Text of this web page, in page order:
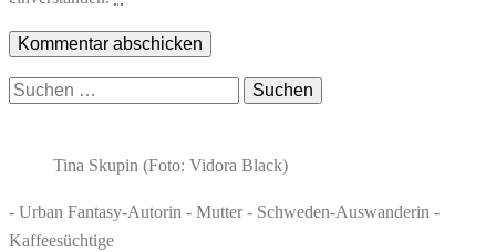
Suchen
Tina Skupin (Foto: Vidora Black)
- Urban Fantasy-Autorin - Mutter - Schweden-Auswanderin -
Kaffeesüchtige